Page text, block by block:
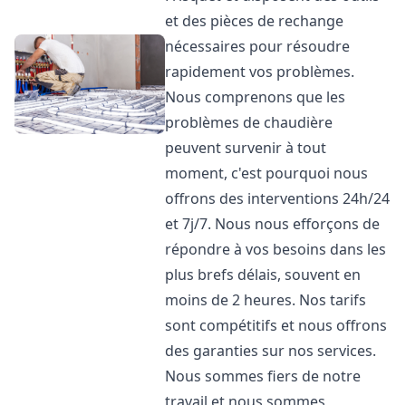
et des pièces de rechange
nécessaires pour résoudre
rapidement vos problèmes.
Nous comprenons que les
problèmes de chaudière
peuvent survenir à tout
moment, c'est pourquoi nous
offrons des interventions 24h/24
et 7j/7. Nous nous efforçons de
répondre à vos besoins dans les
plus brefs délais, souvent en
moins de 2 heures. Nos tarifs
sont compétitifs et nous offrons
des garanties sur nos services.
Nous sommes fiers de notre